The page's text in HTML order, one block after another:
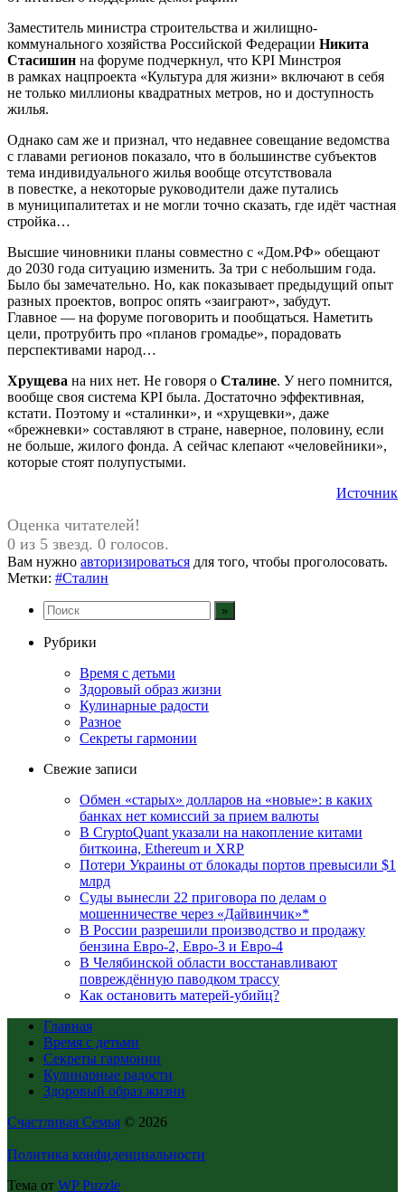
Заместитель министра строительства и жилищно-
коммунального хозяйства Российской Федерации Никита
Стасишин на форуме подчеркнул, что KPI Минстроя
в рамках нацпроекта «Культура для жизни» включают в себя
не только миллионы квадратных метров, но и доступность
жилья.
Однако сам же и признал, что недавнее совещание ведомства
с главами регионов показало, что в большинстве субъектов
тема индивидуального жилья вообще отсутствовала
в повестке, а некоторые руководители даже путались
в муниципалитетах и не могли точно сказать, где идёт частная
стройка…
Высшие чиновники планы совместно с «Дом.РФ» обещают
до 2030 года ситуацию изменить. За три с небольшим года.
Было бы замечательно. Но, как показывает предыдущий опыт
разных проектов, вопрос опять «заиграют», забудут.
Главное — на форуме поговорить и пообщаться. Наметить
цели, протрубить про «планов громадье», порадовать
перспективами народ…
Хрущева на них нет. Не говоря о Сталине. У него помнится,
вообще своя система КРI была. Достаточно эффективная,
кстати. Поэтому и «сталинки», и «хрущевки», даже
«брежневки» составляют в стране, наверное, половину, если
не больше, жилого фонда. А сейчас клепают «человейники»,
которые стоят полупустыми.
Источник
Оценка читателей!
0 из 5 звезд. 0 голосов.
Вам нужно авторизироваться для того, чтобы проголосовать.
Метки: #Сталин
Рубрики
Время с детьми
Здоровый образ жизни
Кулинарные радости
Разное
Секреты гармонии
Свежие записи
Обмен «старых» долларов на «новые»: в каких
банках нет комиссий за прием валюты
В CryptoQuant указали на накопление китами
биткоина, Ethereum и XRP
Потери Украины от блокады портов превысили $1
млрд
Суды вынесли 22 приговора по делам о
мошенничестве через «Дайвинчик»*
В России разрешили производство и продажу
бензина Евро-2, Евро-3 и Евро-4
В Челябинской области восстанавливают
повреждённую паводком трассу
Как остановить матерей-убийц?
Главная
Время с детьми
Секреты гармонии
Кулинарные радости
Здоровый образ жизни
Счастливая Семья © 2026
Политика конфиденциальности
Тема от WP Puzzle